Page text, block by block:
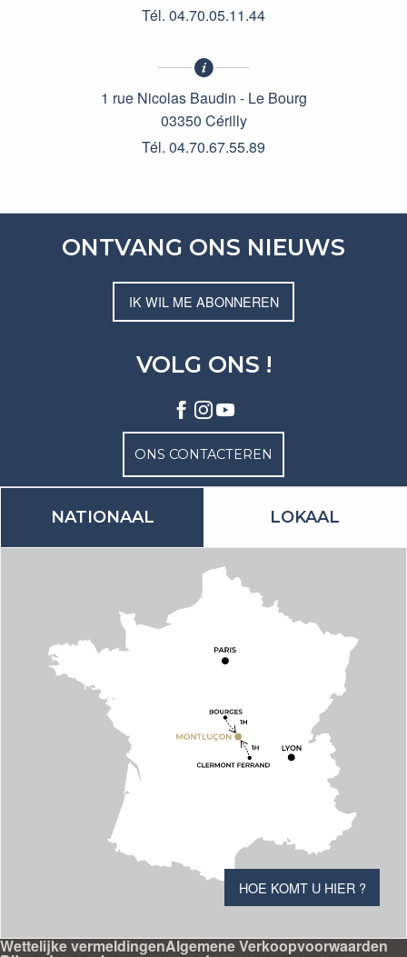
Tél. 04.70.05.11.44
1 rue Nicolas Baudin - Le Bourg
03350 Cérilly
Tél. 04.70.67.55.89
ONTVANG ONS NIEUWS
IK WIL ME ABONNEREN
VOLG ONS !
ONS CONTACTEREN
NATIONAAL LOKAAL
HOE KOMT U HIER ?
Wettelijke vermeldingenAlgemene Verkoopvoorwaarden